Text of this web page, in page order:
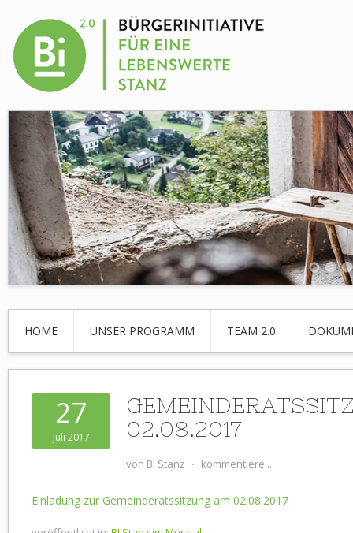
HOME UNSER PROGRAMM TEAM 2.0
27
Juli 2017
02.08.2017
von BI Stanz ⋅ kommentiere...
Einladung zur Gemeinderatssitzung am 02.08.2017